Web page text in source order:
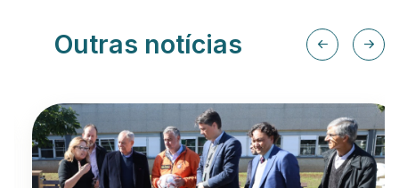
Outras notícias